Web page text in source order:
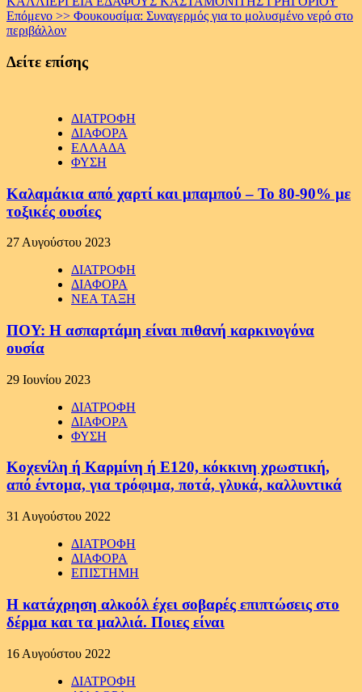
Reading
Επόμενο >> Φουκουσίμα: Συναγερμός για το μολυσμένο νερό στο
περιβάλλον
Δείτε επίσης
ΔΙΑΤΡΟΦΗ
ΔΙΑΦΟΡΑ
ΕΛΛΑΔΑ
ΦΥΣΗ
Καλαμάκια από χαρτί και μπαμπού – Το 80-90% με
τοξικές ουσίες
27 Αυγούστου 2023
ΔΙΑΤΡΟΦΗ
ΔΙΑΦΟΡΑ
ΝΕΑ ΤΑΞΗ
ΠΟΥ: Η ασπαρτάμη είναι πιθανή καρκινογόνα
ουσία
29 Ιουνίου 2023
ΔΙΑΤΡΟΦΗ
ΔΙΑΦΟΡΑ
ΦΥΣΗ
Κοχενίλη ή Καρμίνη ή Ε120, κόκκινη χρωστική,
από έντομα, για τρόφιμα, ποτά, γλυκά, καλλυντικά
31 Αυγούστου 2022
ΔΙΑΤΡΟΦΗ
ΔΙΑΦΟΡΑ
ΕΠΙΣΤΗΜΗ
Η κατάχρηση αλκοόλ έχει σοβαρές επιπτώσεις στο
δέρμα και τα μαλλιά. Ποιες είναι
16 Αυγούστου 2022
ΔΙΑΤΡΟΦΗ